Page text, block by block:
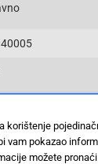
korištenje
vam pokazao
možete